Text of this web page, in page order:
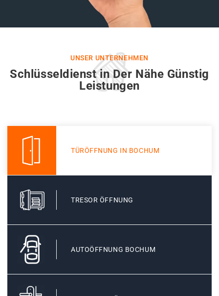
UNSER UNTERNEHMEN
Schlüsseldienst in Der Nähe Günstig
Leistungen
TÜRÖFFNUNG IN BOCHUM
TRESOR ÖFFNUNG
AUTOÖFFNUNG BOCHUM